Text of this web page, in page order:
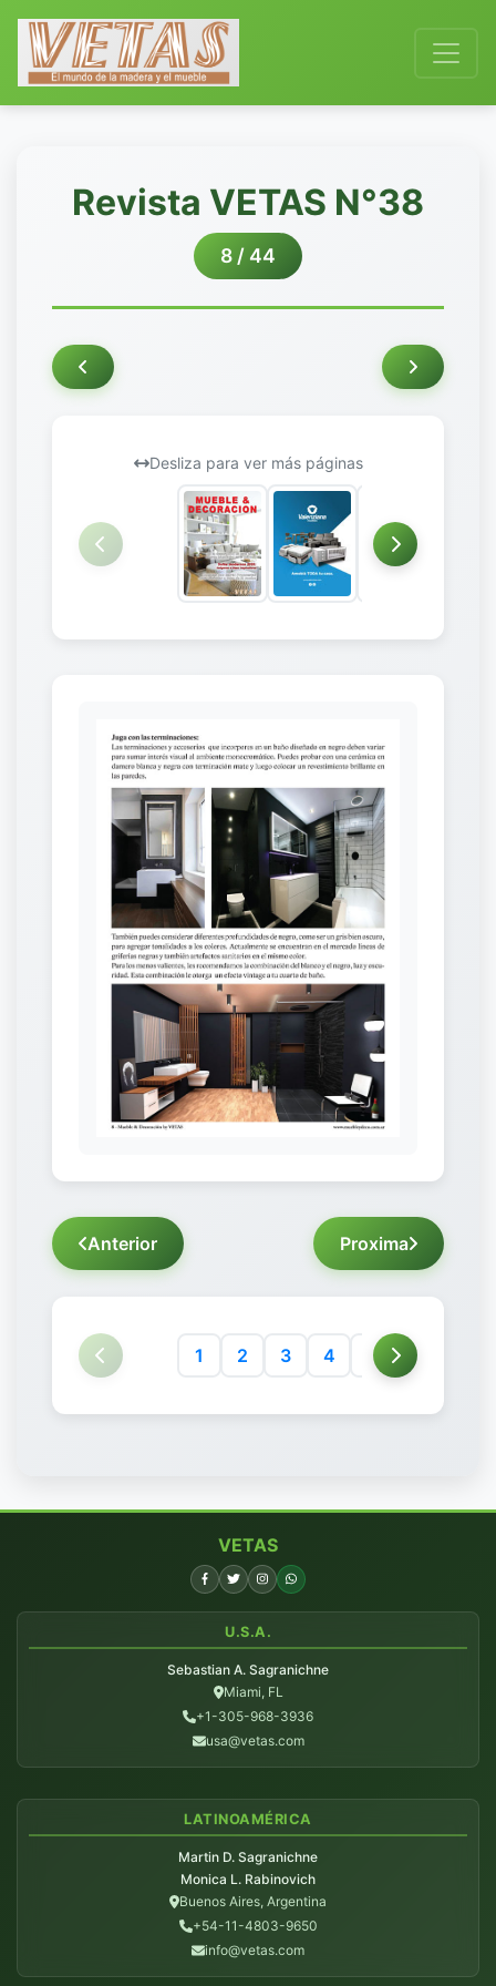
Revista VETAS N°38
8 / 44
Desliza para ver más páginas
Anterior Proxima
1 2 3 4 5 6
VETAS
U.S.A.
Sebastian A. Sagranichne
Miami, FL
+1-305-968-3936
usa@vetas.com
LATINOAMÉRICA
Martin D. Sagranichne
Monica L. Rabinovich
Buenos Aires, Argentina
+54-11-4803-9650
info@vetas.com